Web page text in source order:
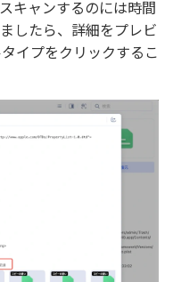
キャンするのには時間
したら、詳細をプレビ
イプをクリックするこ